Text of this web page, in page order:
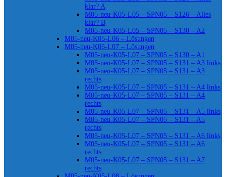
klar? A
M05-neu-K05-L05 – SPN05 – S126 – Alles
klar? B
M05-neu-K05-L05 – SPN05 – S130 – A2
M05-neu-K05-L06 – Lösungen
M05-neu-K05-L07 – Lösungen
M05-neu-K05-L07 – SPN05 – S130 – A1
M05-neu-K05-L07 – SPN05 – S131 – A3 links
M05-neu-K05-L07 – SPN05 – S131 – A3
rechts
M05-neu-K05-L07 – SPN05 – S131 – A4 links
M05-neu-K05-L07 – SPN05 – S131 – A4
rechts
M05-neu-K05-L07 – SPN05 – S131 – A5 links
M05-neu-K05-L07 – SPN05 – S131 – A5
rechts
M05-neu-K05-L07 – SPN05 – S131 – A6 links
M05-neu-K05-L07 – SPN05 – S131 – A6
rechts
M05-neu-K05-L07 – SPN05 – S131 – A7
rechts